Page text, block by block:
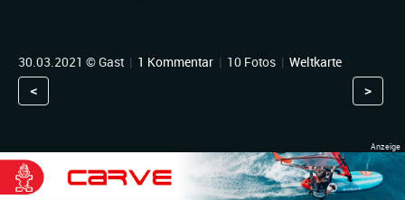
30.03.2021 © Gast | 1 Kommentar | 10 Fotos | Weltkarte
< >